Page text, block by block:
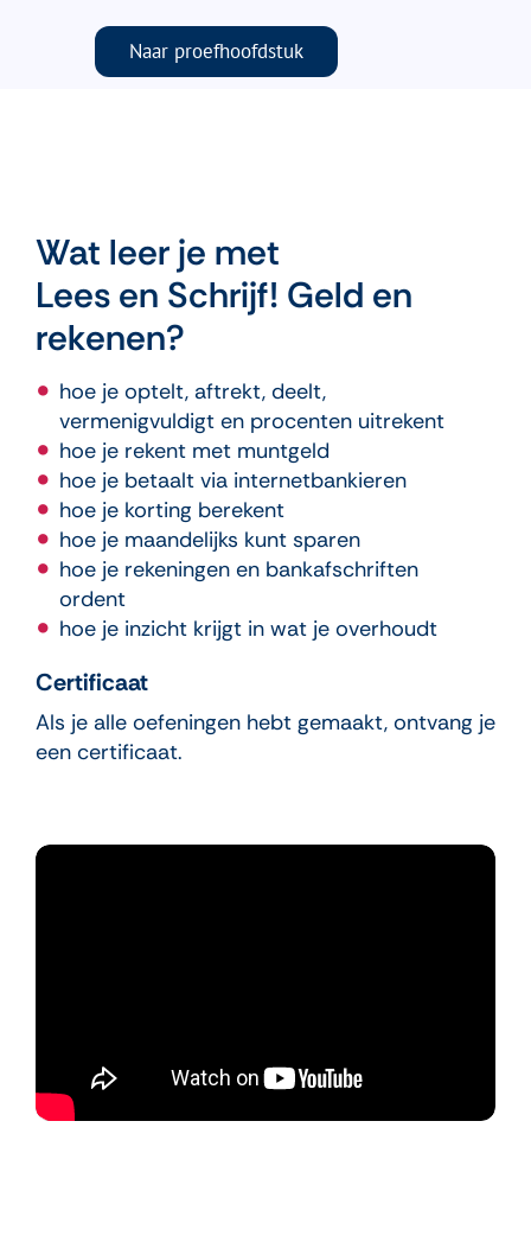
Naar proefhoofdstuk
Wat leer je met
Lees en Schrijf! Geld en
rekenen?
hoe je optelt, aftrekt, deelt,
vermenigvuldigt en procenten uitrekent
hoe je rekent met muntgeld
hoe je betaalt via internetbankieren
hoe je korting berekent
hoe je maandelijks kunt sparen
hoe je rekeningen en bankafschriften
ordent
hoe je inzicht krijgt in wat je overhoudt
Certificaat
Als je alle oefeningen hebt gemaakt, ontvang je
een certificaat.